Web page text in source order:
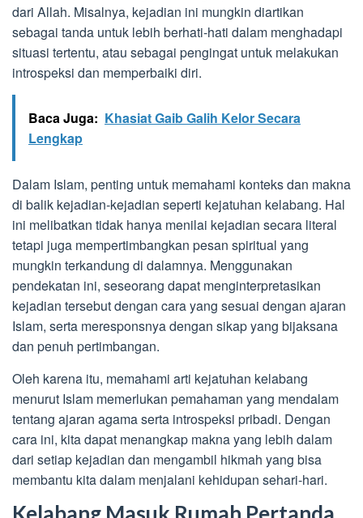
dari Allah. Misalnya, kejadian ini mungkin diartikan
sebagai tanda untuk lebih berhati-hati dalam menghadapi
situasi tertentu, atau sebagai pengingat untuk melakukan
introspeksi dan memperbaiki diri.
Baca Juga: Khasiat Gaib Galih Kelor Secara
Lengkap
Dalam Islam, penting untuk memahami konteks dan makna
di balik kejadian-kejadian seperti kejatuhan kelabang. Hal
ini melibatkan tidak hanya menilai kejadian secara literal
tetapi juga mempertimbangkan pesan spiritual yang
mungkin terkandung di dalamnya. Menggunakan
pendekatan ini, seseorang dapat menginterpretasikan
kejadian tersebut dengan cara yang sesuai dengan ajaran
Islam, serta meresponsnya dengan sikap yang bijaksana
dan penuh pertimbangan.
Oleh karena itu, memahami arti kejatuhan kelabang
menurut Islam memerlukan pemahaman yang mendalam
tentang ajaran agama serta introspeksi pribadi. Dengan
cara ini, kita dapat menangkap makna yang lebih dalam
dari setiap kejadian dan mengambil hikmah yang bisa
membantu kita dalam menjalani kehidupan sehari-hari.